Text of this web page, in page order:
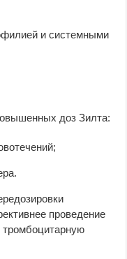
и системными
доз Зилта:
проведение